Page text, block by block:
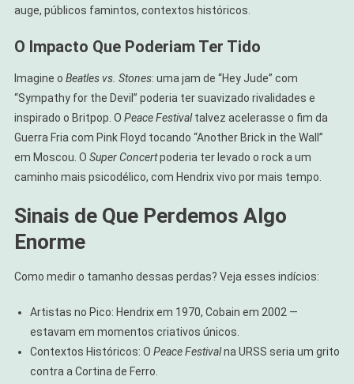
auge, públicos famintos, contextos históricos.
O Impacto Que Poderiam Ter Tido
Imagine o Beatles vs. Stones: uma jam de “Hey Jude” com
“Sympathy for the Devil” poderia ter suavizado rivalidades e
inspirado o Britpop. O Peace Festivaltalvez acelerasse o fim da
Guerra Fria com Pink Floyd tocando “Another Brick in the Wall”
em Moscou. O Super Concertpoderia ter levado o rock a um
caminho mais psicodélico, com Hendrix vivo por mais tempo.
Sinais de Que Perdemos Algo
Enorme
Como medir o tamanho dessas perdas? Veja esses indícios:
Artistas no Pico: Hendrix em 1970, Cobain em 2002 —
estavam em momentos criativos únicos.
Contextos Históricos: O Peace Festivalna URSS seria um grito
contra a Cortina de Ferro.